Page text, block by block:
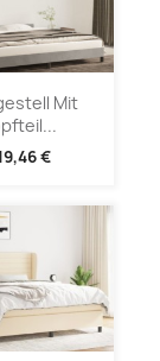
Mit
€